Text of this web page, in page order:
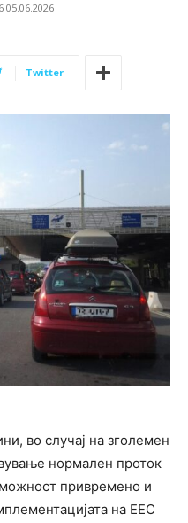
05.06.2026
Twitter
во случај на зголемен
нормален проток
привремено и
на ЕЕС